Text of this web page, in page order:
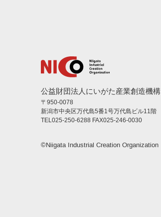
公益財団法人にいがた産業創造機構
〒950-0078
新潟市中央区万代島5番1号万代島ビル11階
TEL025-250-6288 FAX025-246-0030
©︎Niigata Industrial Creation Organization